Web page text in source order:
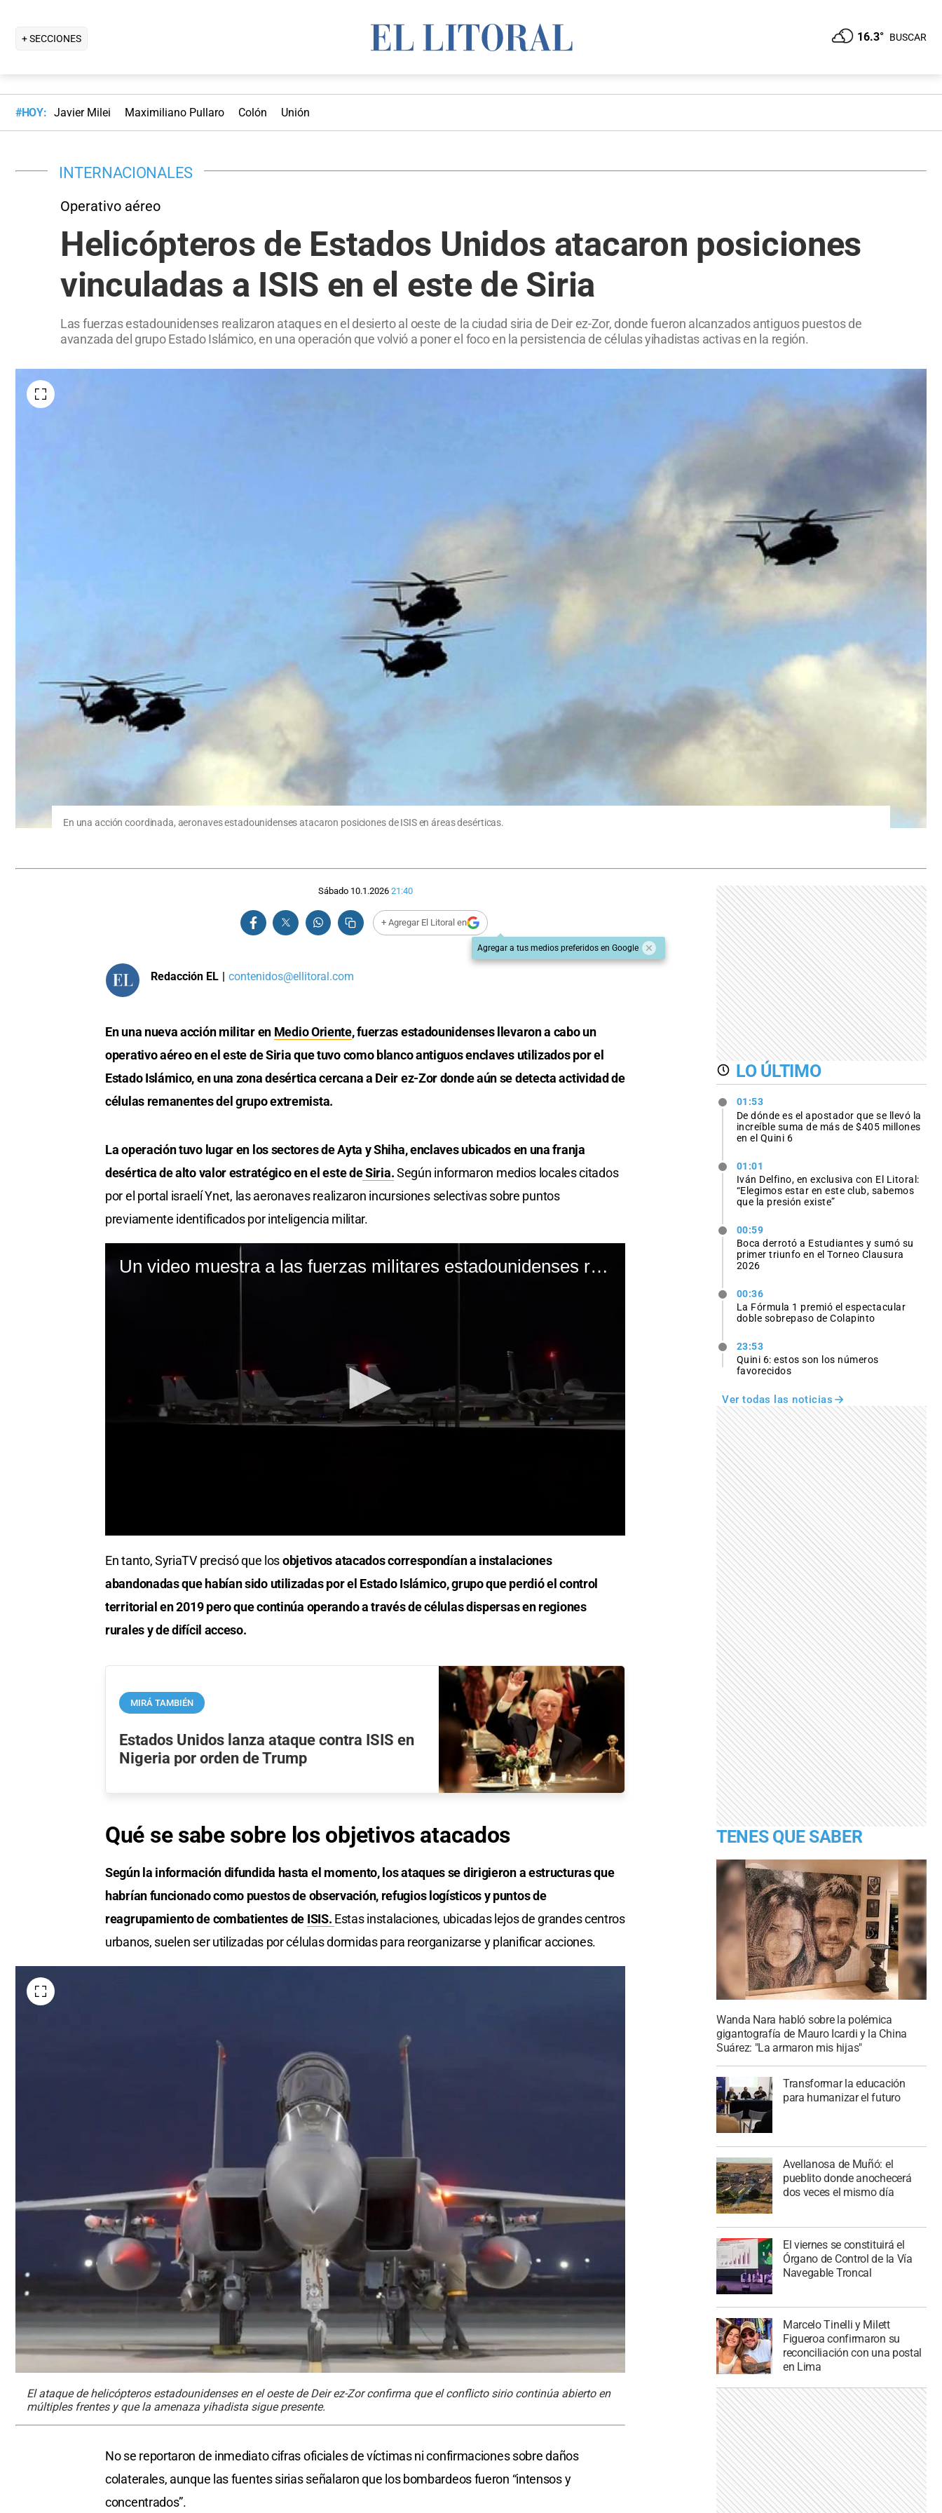
+ SECCIONES 16.3° BUSCAR
#HOY: Javier Milei Maximiliano Pullaro Colón Unión
INTERNACIONALES
Operativo aéreo
Helicópteros de Estados Unidos atacaron posiciones
vinculadas a ISIS en el este de Siria
Las fuerzas estadounidenses realizaron ataques en el desierto al oeste de la ciudad siria de Deir ez-Zor, donde fueron alcanzados antiguos puestos de
avanzada del grupo Estado Islámico, en una operación que volvió a poner el foco en la persistencia de células yihadistas activas en la región.
En una acción coordinada, aeronaves estadounidenses atacaron posiciones de ISIS en áreas desérticas.
Sábado 10.1.2026 21:40
+ Agregar El Litoral en
Agregar a tus medios preferidos en Google
Redacción EL | contenidos@ellitoral.com
En una nueva acción militar en Medio Oriente, fuerzas estadounidenses llevaron a cabo un
operativo aéreo en el este de Siria que tuvo como blanco antiguos enclaves utilizados por el
Estado Islámico, en una zona desértica cercana a Deir ez-Zor donde aún se detecta actividad de
células remanentes del grupo extremista.
La operación tuvo lugar en los sectores de Ayta y Shiha, enclaves ubicados en una franja
desértica de alto valor estratégico en el este deSiria.Según informaron medios locales citados
por el portal israelí Ynet, las aeronaves realizaron incursiones selectivas sobre puntos
previamente identificados por inteligencia militar.
En tanto, SyriaTV precisó que losobjetivos atacados correspondían a instalaciones
abandonadas que habían sido utilizadas por el Estado Islámico, grupo que perdió el control
territorial en 2019 pero que continúa operando a través de células dispersas en regiones
rurales y de difícil acceso.
MIRÁ TAMBIÉN
Estados Unidos lanza ataque contra ISIS en
Nigeria por orden de Trump
Qué se sabe sobre los objetivos atacados
Según la información difundida hasta el momento, los ataques se dirigieron a estructuras que
habrían funcionado como puestos de observación, refugios logísticos y puntos de
reagrupamiento de combatientes de ISIS. Estas instalaciones, ubicadas lejos de grandes centros
urbanos, suelen ser utilizadas por células dormidas para reorganizarse y planificar acciones.
El ataque de helicópteros estadounidenses en el oeste de Deir ez-Zor confirma que el conflicto sirio continúa abierto en
múltiples frentes y que la amenaza yihadista sigue presente.
No se reportaron de inmediato cifras oficiales de víctimas ni confirmaciones sobre daños
colaterales, aunque las fuentes sirias señalaron que los bombardeos fueron “intensos y
concentrados”.
LO ÚLTIMO
01:53
De dónde es el apostador que se llevó la
increíble suma de más de $405 millones
en el Quini 6
01:01
Iván Delfino, en exclusiva con El Litoral:
“Elegimos estar en este club, sabemos
que la presión existe”
00:59
Boca derrotó a Estudiantes y sumó su
primer triunfo en el Torneo Clausura
2026
00:36
La Fórmula 1 premió el espectacular
doble sobrepaso de Colapinto
23:53
Quini 6: estos son los números
favorecidos
Ver todas las noticias
TENES QUE SABER
Wanda Nara habló sobre la polémica
gigantografía de Mauro Icardi y la China
Suárez: "La armaron mis hijas"
Transformar la educación
para humanizar el futuro
Avellanosa de Muñó: el
pueblito donde anochecerá
dos veces el mismo día
El viernes se constituirá el
Órgano de Control de la Vía
Navegable Troncal
Marcelo Tinelli y Milett
Figueroa confirmaron su
reconciliación con una postal
en Lima